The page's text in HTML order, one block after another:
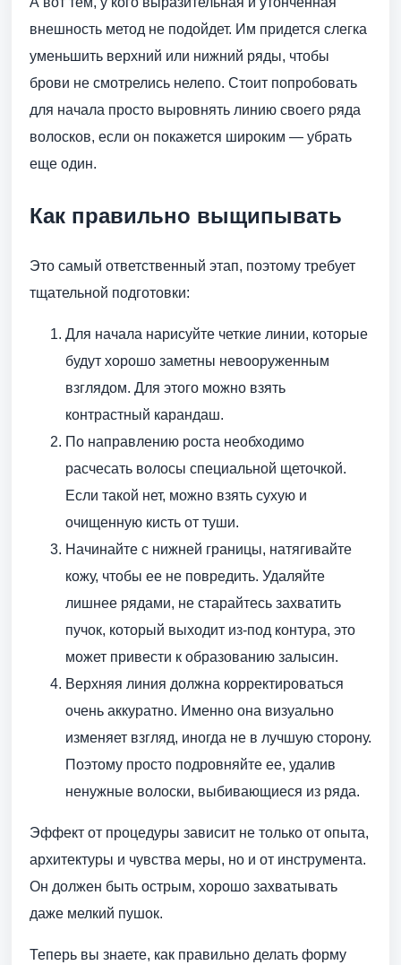
внешность метод не подойдет. Им придется слегка
уменьшить верхний или нижний ряды, чтобы
брови не смотрелись нелепо. Стоит попробовать
для начала просто выровнять линию своего ряда
волосков, если он покажется широким — убрать
еще один.
Как правильно выщипывать
Это самый ответственный этап, поэтому требует
тщательной подготовки:
Для начала нарисуйте четкие линии, которые
будут хорошо заметны невооруженным
взглядом. Для этого можно взять
контрастный карандаш.
По направлению роста необходимо
расчесать волосы специальной щеточкой.
Если такой нет, можно взять сухую и
очищенную кисть от туши.
Начинайте с нижней границы, натягивайте
кожу, чтобы ее не повредить. Удаляйте
лишнее рядами, не старайтесь захватить
пучок, который выходит из-под контура, это
может привести к образованию залысин.
Верхняя линия должна корректироваться
очень аккуратно. Именно она визуально
изменяет взгляд, иногда не в лучшую сторону.
Поэтому просто подровняйте ее, удалив
ненужные волоски, выбивающиеся из ряда.
Эффект от процедуры зависит не только от опыта,
архитектуры и чувства меры, но и от инструмента.
Он должен быть острым, хорошо захватывать
даже мелкий пушок.
Теперь вы знаете, как правильно делать форму